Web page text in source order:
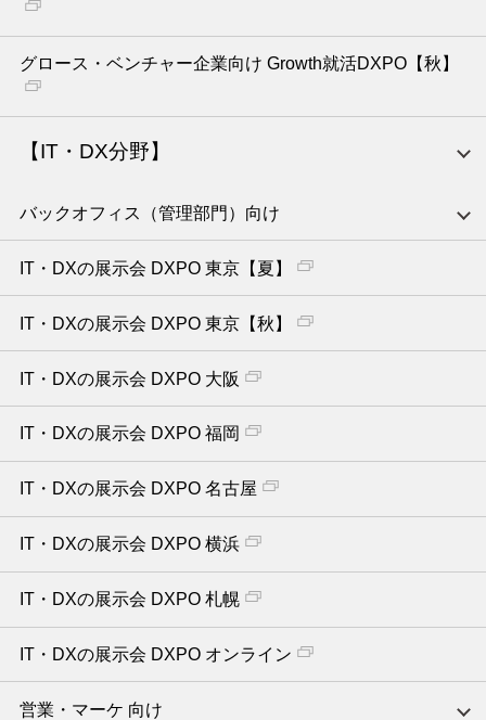
グロース・ベンチャー企業向け Growth就活DXPO【秋】
【IT・DX分野】
バックオフィス（管理部門）向け
IT・DXの展示会 DXPO 東京【夏】
IT・DXの展示会 DXPO 東京【秋】
IT・DXの展示会 DXPO 大阪
IT・DXの展示会 DXPO 福岡
IT・DXの展示会 DXPO 名古屋
IT・DXの展示会 DXPO 横浜
IT・DXの展示会 DXPO 札幌
IT・DXの展示会 DXPO オンライン
営業・マーケ 向け